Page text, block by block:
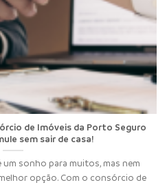
de Imóveis da Porto Seguro
sem sair de casa!
sonho para muitos, mas nem
opção. Com o consórcio de